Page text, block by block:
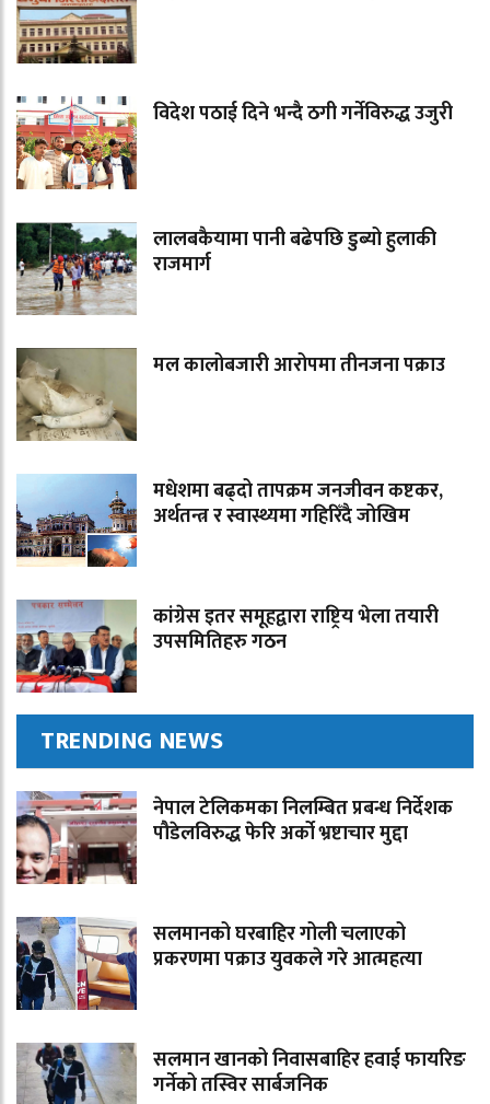
विदेश पठाई दिने भन्दै ठगी गर्नेविरुद्ध उजुरी
लालबकैयामा पानी बढेपछि डुब्यो हुलाकी
राजमार्ग
मल कालोबजारी आरोपमा तीनजना पक्राउ
मधेशमा बढ्दो तापक्रम जनजीवन कष्टकर,
अर्थतन्त्र र स्वास्थ्यमा गहिरिँदै जोखिम
कांग्रेस इतर समूहद्वारा राष्ट्रिय भेला तयारी
उपसमितिहरु गठन
TRENDING NEWS
नेपाल टेलिकमका निलम्बित प्रबन्ध निर्देशक
पौडेलविरुद्ध फेरि अर्को भ्रष्टाचार मुद्दा
सलमानको घरबाहिर गोली चलाएको
प्रकरणमा पक्राउ युवकले गरे आत्महत्या
सलमान खानको निवासबाहिर हवाई फायरिङ
गर्नेको तस्विर सार्बजनिक